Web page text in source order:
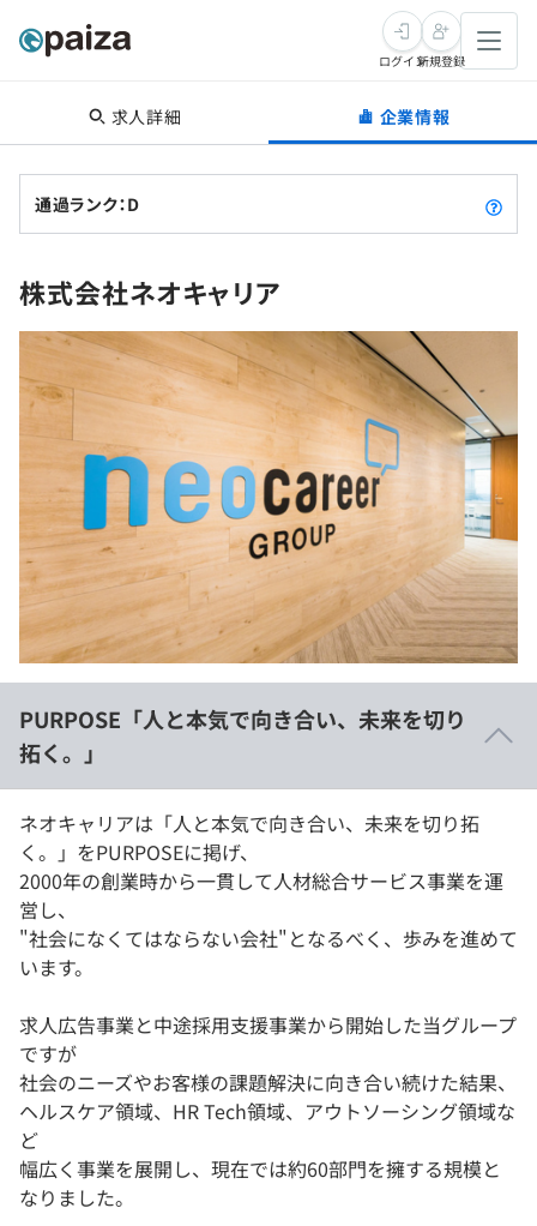
転職・キャリア
転職成功ガイド
転職エージェント
インタビュー
転職成功ガイド
新卒就活
求人検索
本選考
インターン
新卒エージェント
イベント・セミナー
インタビュー
学習
講座一覧
4択課題
ナレッジ
リファレンス
プラン
個人向けプラン
法人向けプラン
学校向けプラン
契約内容・クーポン
スキルチェック
プログラミング言語
SQL
評価結果一覧
再チャレンジ結果一覧
ゲーム・マンガ
メディア
Tech Team Journal
paiza times
paizaとは？
ログイン新規登録
求人詳細 企業情報
通過ランク：D
株式会社ネオキャリア
PURPOSE「人と本気で向き合い、未来を切り
拓く。」
ネオキャリアは「人と本気で向き合い、未来を切り拓
く。」をPURPOSEに掲げ、
2000年の創業時から一貫して人材総合サービス事業を運
営し、
"社会になくてはならない会社"となるべく、歩みを進めて
います。
求人広告事業と中途採用支援事業から開始した当グループ
ですが
社会のニーズやお客様の課題解決に向き合い続けた結果、
ヘルスケア領域、HR Tech領域、アウトソーシング領域な
ど
幅広く事業を展開し、現在では約60部門を擁する規模と
なりました。